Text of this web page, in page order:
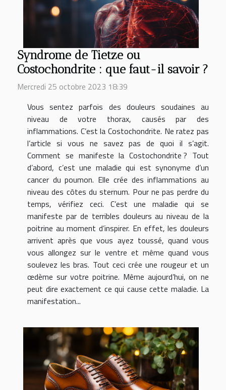
Syndrome de Tietze ou
Costochondrite : que faut-il savoir ?
Mercredi 25 octobre 2023 18:39
Vous sentez parfois des douleurs soudaines au
niveau de votre thorax, causés par des
inflammations. C’est la Costochondrite. Ne ratez pas
l’article si vous ne savez pas de quoi il s’agit.
Comment se manifeste la Costochondrite ? Tout
d’abord, c’est une maladie qui est synonyme d’un
cancer du poumon. Elle crée des inflammations au
niveau des côtes du sternum. Pour ne pas perdre du
temps, vérifiez ceci. C’est une maladie qui se
manifeste par de terribles douleurs au niveau de la
poitrine au moment d’inspirer. En effet, les douleurs
arrivent après que vous ayez toussé, quand vous
vous allongez sur le ventre et même quand vous
soulevez les bras. Tout ceci crée une rougeur et un
œdème sur votre poitrine. Même aujourd’hui, on ne
peut dire exactement ce qui cause cette maladie. La
manifestation...